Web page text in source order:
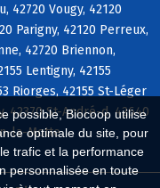
possible, Biocoop utilise
optimale du site, pour
trafic et la performance
personnalisée en toute
42720 Vougy, 42120
Parigny, 42120 Perreux,
42720 Briennon,
Lentigny, 42155
Riorges, 42155 St-Léger
42370 St-André-d, 42640
la-Motte